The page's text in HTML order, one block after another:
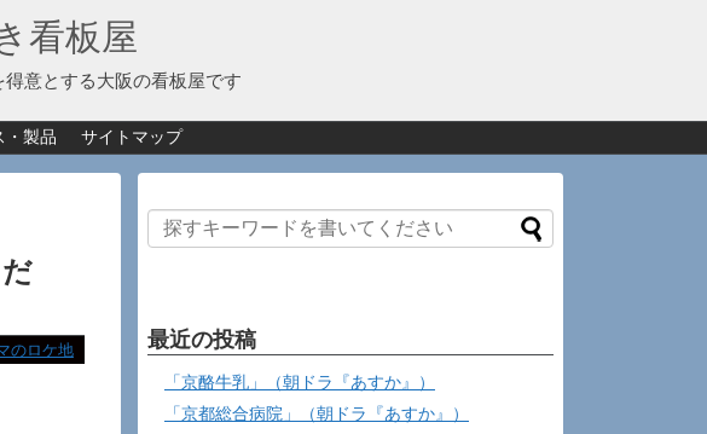
看板屋
得意とする大阪の看板屋です
・製品 サイトマップ
のロケ地 最近の投稿
「京酪牛乳」（朝ドラ『あすか』）
「京都総合病院」（朝ドラ『あすか』）